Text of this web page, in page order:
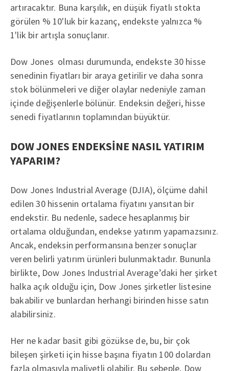
artıracaktır. Buna karşılık, en düşük fiyatlı stokta
görülen % 10'luk bir kazanç, endekste yalnızca %
1'lik bir artışla sonuçlanır.
Dow Jones olması durumunda, endekste 30 hisse
senedinin fiyatları bir araya getirilir ve daha sonra
stok bölünmeleri ve diğer olaylar nedeniyle zaman
içinde değişenlerle bölünür. Endeksin değeri, hisse
senedi fiyatlarının toplamından büyüktür.
DOW JONES ENDEKSİNE NASIL YATIRIM
YAPARIM?
Dow Jones Industrial Average (DJIA), ölçüme dahil
edilen 30 hissenin ortalama fiyatını yansıtan bir
endekstir. Bu nedenle, sadece hesaplanmış bir
ortalama olduğundan, endekse yatırım yapamazsınız.
Ancak, endeksin performansına benzer sonuçlar
veren belirli yatırım ürünleri bulunmaktadır. Bununla
birlikte, Dow Jones Industrial Average’daki her şirket
halka açık olduğu için, Dow Jones şirketler listesine
bakabilir ve bunlardan herhangi birinden hisse satın
alabilirsiniz.
Her ne kadar basit gibi gözükse de, bu, bir çok
bileşen şirketi için hisse başına fiyatın 100 dolardan
fazla olmasıyla maliyetli olabilir. Bu sebeple, Dow